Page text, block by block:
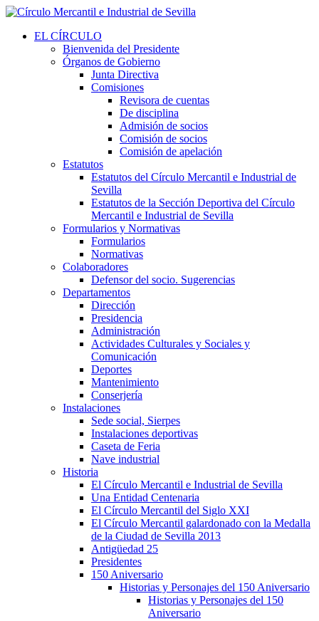
EL CÍRCULO
Bienvenida del Presidente
Órganos de Gobierno
Junta Directiva
Comisiones
Revisora de cuentas
De disciplina
Admisión de socios
Comisión de socios
Comisión de apelación
Estatutos
Estatutos del Círculo Mercantil e Industrial de
Sevilla
Estatutos de la Sección Deportiva del Círculo
Mercantil e Industrial de Sevilla
Formularios y Normativas
Formularios
Normativas
Colaboradores
Defensor del socio. Sugerencias
Departamentos
Dirección
Presidencia
Administración
Actividades Culturales y Sociales y
Comunicación
Deportes
Mantenimiento
Conserjería
Instalaciones
Sede social, Sierpes
Instalaciones deportivas
Caseta de Feria
Nave industrial
Historia
El Círculo Mercantil e Industrial de Sevilla
Una Entidad Centenaria
El Círculo Mercantil del Siglo XXI
El Círculo Mercantil galardonado con la Medalla
de la Ciudad de Sevilla 2013
Antigüedad 25
Presidentes
150 Aniversario
Historias y Personajes del 150 Aniversario
Historias y Personajes del 150
Aniversario